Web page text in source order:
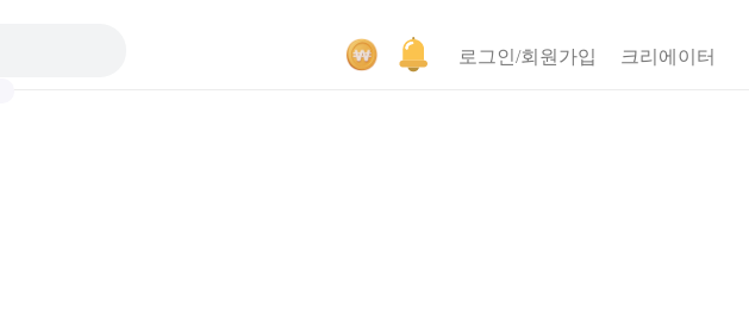
로그인/회원가입 크리에이터